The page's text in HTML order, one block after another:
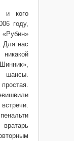
и кого
году,
Для нас